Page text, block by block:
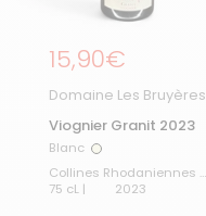
Prix régulier
15,90€
Domaine Les Bruyères
Viognier Granit 2023
Blanc Blanc
Collines Rhodaniennes |
75 cL |
2023